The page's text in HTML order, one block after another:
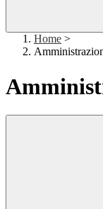
Home >